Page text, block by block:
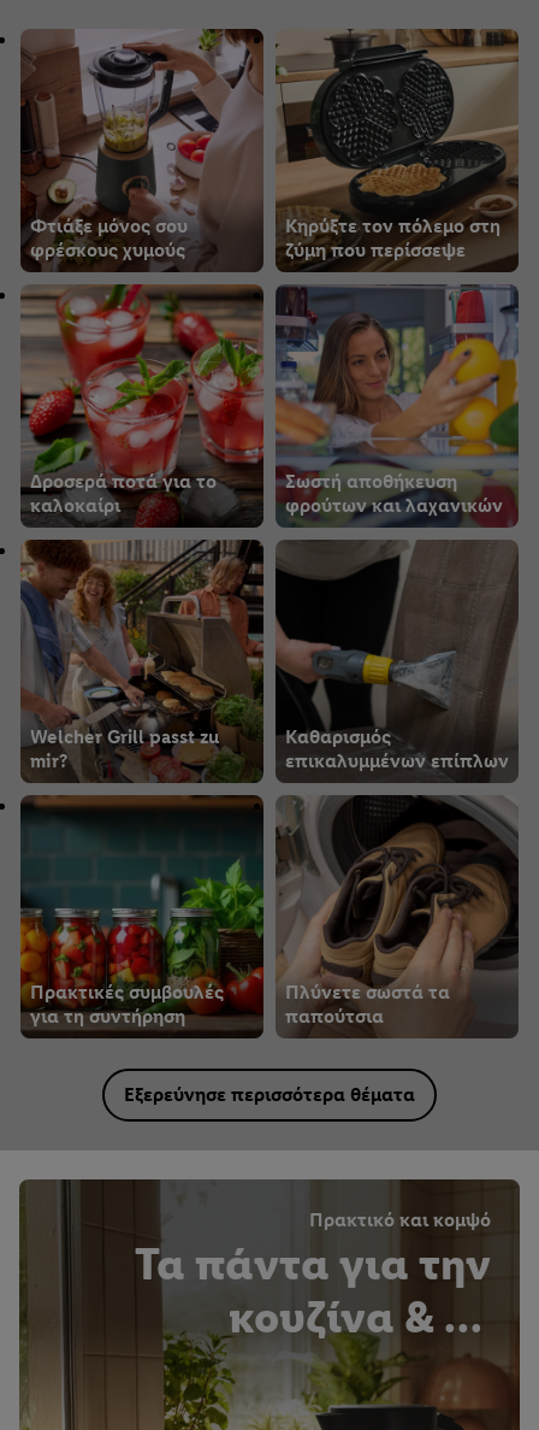
Φτιάξε μόνος σου
φρέσκους χυμούς
Κηρύξτε τον πόλεμο στη
ζύμη που περίσσεψε
Δροσερά ποτά για το
καλοκαίρι
Σωστή αποθήκευση
φρούτων και λαχανικών
Welcher Grill passt zu
mir?
Καθαρισμός
επικαλυμμένων επίπλων
Πρακτικές συμβουλές
για τη συντήρηση
Πλύνετε σωστά τα
παπούτσια
Εξερεύνησε περισσότερα θέματα
Πρακτικό και κομψό
Τα πάντα για την
κουζίνα & το
νοικοκυριό